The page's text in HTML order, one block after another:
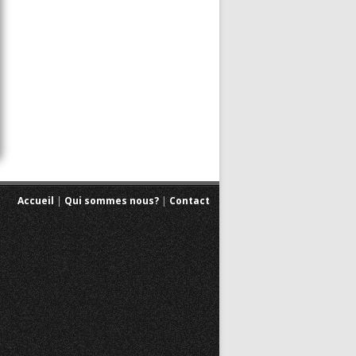
Accueil|Qui sommes nous?|Contact